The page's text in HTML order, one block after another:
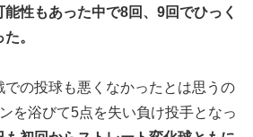
性もあった中で8回、9回でひっく
。
の投球も悪くなかったとは思うの
を浴びて5点を失い負け投手となっ